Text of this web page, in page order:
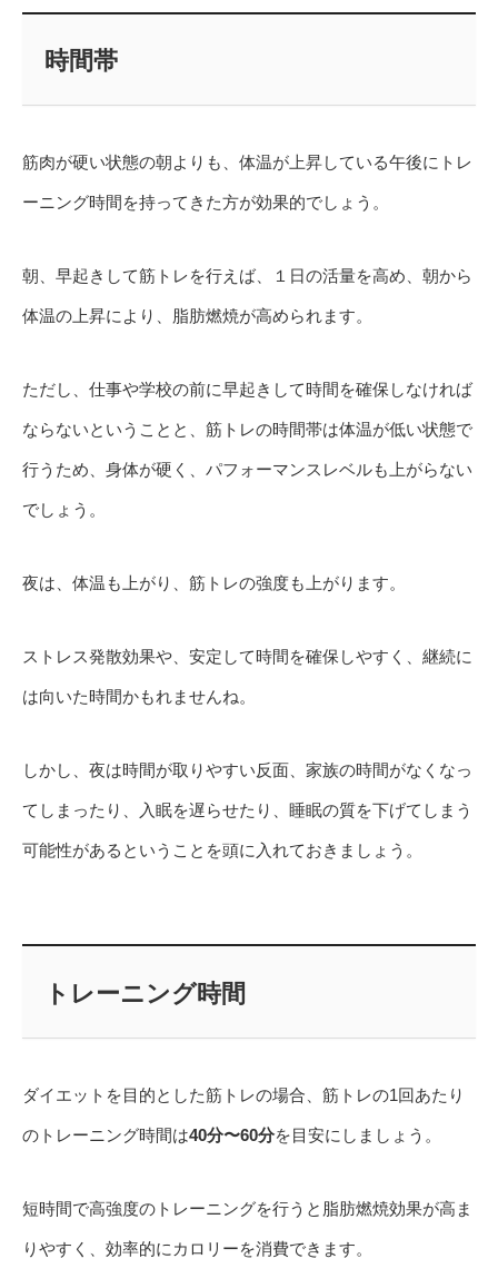
時間帯
筋肉が硬い状態の朝よりも、体温が上昇している午後にトレ
ーニング時間を持ってきた方が効果的でしょう。
朝、早起きして筋トレを行えば、１日の活量を高め、朝から
体温の上昇により、脂肪燃焼が高められます。
ただし、仕事や学校の前に早起きして時間を確保しなければ
ならないということと、筋トレの時間帯は体温が低い状態で
行うため、身体が硬く、パフォーマンスレベルも上がらない
でしょう。
夜は、体温も上がり、筋トレの強度も上がります。
ストレス発散効果や、安定して時間を確保しやすく、継続に
は向いた時間かもれませんね。
しかし、夜は時間が取りやすい反面、家族の時間がなくなっ
てしまったり、入眠を遅らせたり、睡眠の質を下げてしまう
可能性があるということを頭に入れておきましょう。
トレーニング時間
ダイエットを目的とした筋トレの場合、筋トレの1回あたり
のトレーニング時間は40分〜60分を目安にしましょう。
短時間で高強度のトレーニングを行うと脂肪燃焼効果が高ま
りやすく、効率的にカロリーを消費できます。